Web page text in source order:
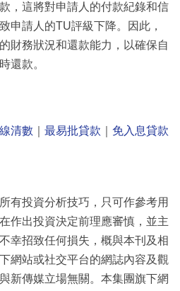
，這將對申請人的付款紀錄和信
申請人的TU評級下降。因此，
財務狀況和還款能力，以確保自
還款。
清數 最易批貸款
免入息貸款
有投資分析技巧，只可作參考用
作出投資決定前理應審慎，並主
幸招致任何損失，概與本刊及相
網站或社交平台的網誌內容及觀
新傳媒立場無關。本集團旗下網